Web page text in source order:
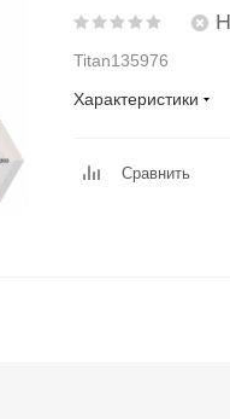
Titan135976
Характеристики
Сравнить